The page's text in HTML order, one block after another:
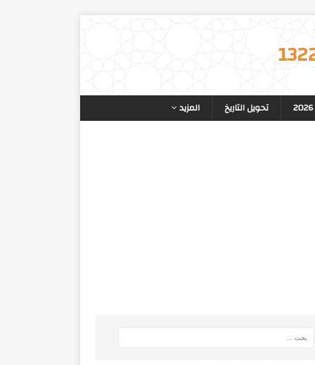
تحويل التاريخ المزيد